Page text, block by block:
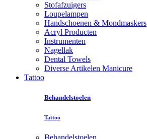
Stofafzuigers
Loupelampen
Handschoenen & Mondmaskers
Acryl Producten
Instrumenten
Nagellak
Dental Towels
Diverse Artikelen Manicure
Tattoo
Behandelstoelen
Tattoo
Behandelstoelen